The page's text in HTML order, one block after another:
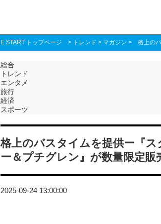
E START トップページ > トレンド > マガジン > 格上の
総合
トレンド
エンタメ
旅行
経済
スポーツ
格上のバスタイムを提供ー『
ー＆プチグレン』が数量限定販
2025-09-24 13:00:00